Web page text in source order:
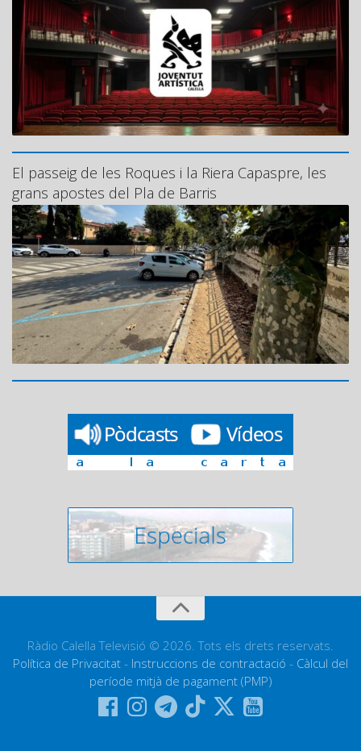
El passeig de les Roques i la Riera Capaspre, les
grans apostes del Pla de Barris
Ràdio Calella Televisió © 2026. Tots els drets reservats.
Política de Privacitat - Instruccions de contractació - Càlcul del
període mitjà de pagament (PMP)